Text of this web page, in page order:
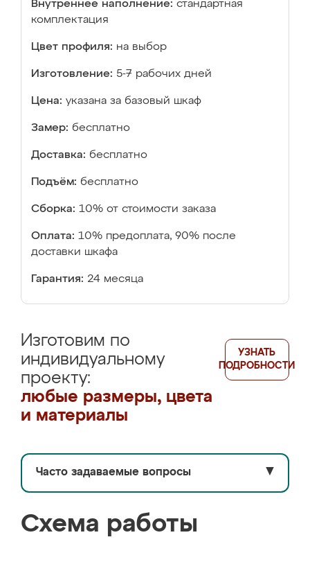
Внутреннее наполнение: стандартная
комплектация
Цвет профиля: на выбор
Изготовление: 5-7 рабочих дней
Цена: указана за базовый шкаф
Замер: бесплатно
Доставка: бесплатно
Подъём: бесплатно
Сборка: 10% от стоимости заказа
Оплата: 10% предоплата, 90% после
доставки шкафа
Гарантия: 24 месяца
Изготовим по
индивидуальному
проекту:
любые размеры, цвета
и материалы
УЗНАТЬ
ПОДРОБНОСТИ
Часто задаваемые вопросы ▼
Схема работы